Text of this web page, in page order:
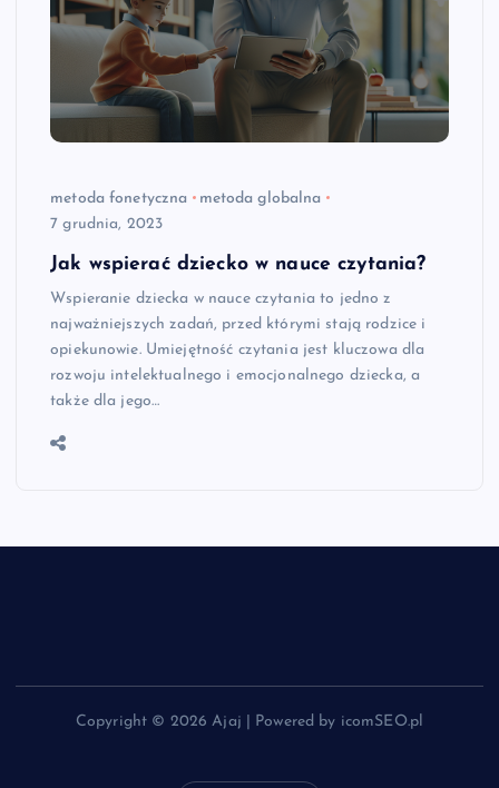
metoda fonetyczna
metoda globalna
7 grudnia, 2023
Jak wspierać dziecko w nauce czytania?
Wspieranie dziecka w nauce czytania to jedno z
najważniejszych zadań, przed którymi stają rodzice i
opiekunowie. Umiejętność czytania jest kluczowa dla
rozwoju intelektualnego i emocjonalnego dziecka, a
także dla jego…
Copyright © 2026 Ajaj | Powered by icomSEO.pl